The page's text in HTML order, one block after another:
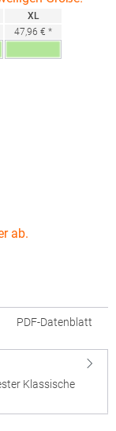
XL
47,96 € *
ab.
PDF-Datenblatt
Klassische